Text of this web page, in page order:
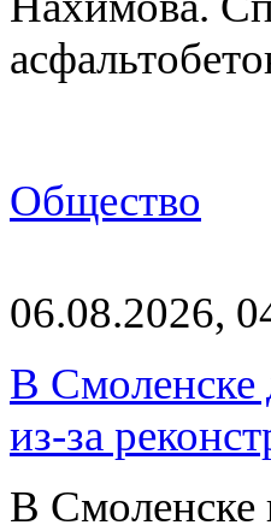
Общество
06.08.2026,
В Смоленске
из-за
В Смоленске